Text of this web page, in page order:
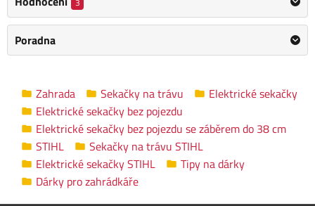
vyprazdňuje. Lamely nacházející se na bocích koše odvádí
vzduch směrem k zemi a uživatelé jsou chráněni před
zvířenými nečistotami.
záření
Nastavení výšky sečení: centrální, 5 pozic, 25-60 mm
Hodnota vibrací ahw: 1,4 m/s²
Výhody:
Integrovaná madla na přenášení
Poradna
Zahrada Sekačky na trávu
Elektrické sekačky
Elektrické sekačky bez pojezdu
Elektrické sekačky bez pojezdu se záběrem do 38 cm
STIHL
Sekačky na trávu STIHL
Elektrické sekačky STIHL
Tipy na dárky
Dárky pro zahrádkáře